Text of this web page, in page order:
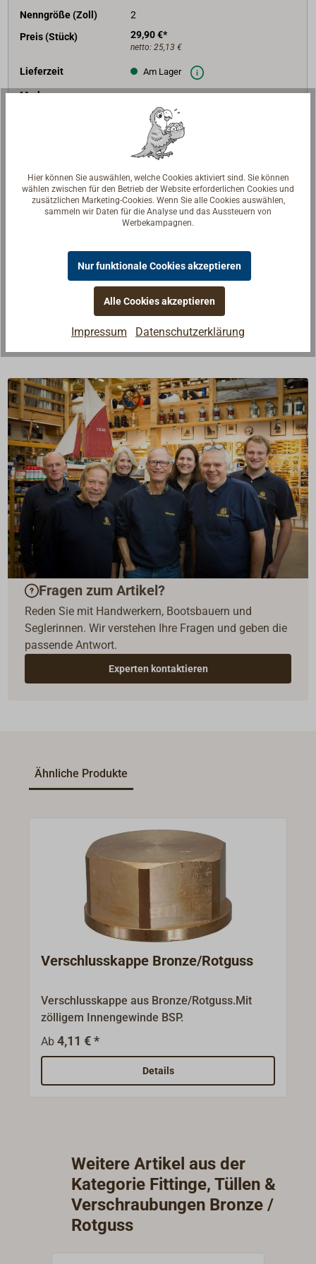
Nenngröße (Zoll)
2
Preis (Stück)
29,90 €*
netto: 25,13 €
Lieferzeit Am Lager
Merken
Beschreibung
Blindstopfen aus Bronze/Rotguss mit
Außengewinde.
Die Nenngrößen sind Gewindegrößen (BSP) und
bezeichnen nicht den Gewindedurchmesser.
Fragen zum Artikel?
Reden Sie mit Handwerkern, Bootsbauern und
Seglerinnen. Wir verstehen Ihre Fragen und geben die
passende Antwort.
Experten kontaktieren
Ähnliche Produkte
Verschlusskappe Bronze/Rotguss
Verschlusskappe aus Bronze/Rotguss.Mit
zölligem Innengewinde BSP.
Ab4,11 € *
Details
Weitere Artikel aus der
Kategorie Fittinge, Tüllen &
Verschraubungen Bronze /
Rotguss
Hier können Sie auswählen, welche Cookies aktiviert sind. Sie können
wählen zwischen für den Betrieb der Website erforderlichen Cookies und
zusätzlichen Marketing-Cookies. Wenn Sie alle Cookies auswählen,
sammeln wir Daten für die Analyse und das Aussteuern von
Werbekampagnen.
Nur funktionale Cookies akzeptieren
Alle Cookies akzeptieren
Impressum Datenschutzerklärung